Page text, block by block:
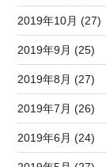
2019年10月 (27)
2019年9月 (25)
2019年8月 (27)
2019年7月 (26)
2019年6月 (24)